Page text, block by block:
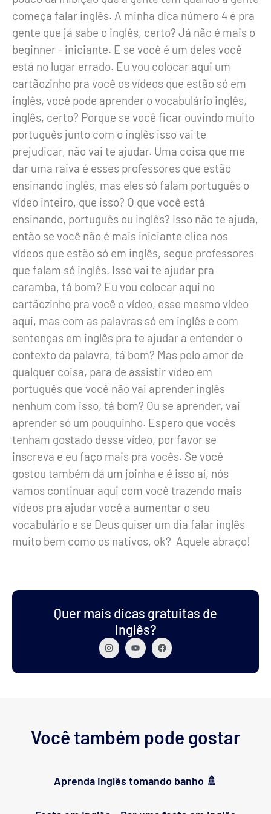
começa falar inglês. A minha dica número 4 é pra
gente que já sabe o inglês, certo? Já não é mais o
beginner - iniciante. E se você é um deles você
está no lugar errado. Eu vou colocar aqui um
cartãozinho pra você os vídeos que estão só em
inglês, você pode aprender o vocabulário inglês,
inglês, certo? Porque se você ficar ouvindo muito
português junto com o inglês isso vai te
prejudicar, não vai te ajudar. Uma coisa que me
dar uma raiva é esses professores que estão
ensinando inglês, mas eles só falam português o
vídeo inteiro, que isso? O que você está
ensinando, português ou inglês? Isso não te ajuda,
então se você não é mais iniciante clica nos
vídeos que estão só em inglês, segue professores
que falam só inglês. Isso vai te ajudar pra
caramba, tá bom? Eu vou colocar aqui no
cartãozinho pra você o vídeo, esse mesmo vídeo
aqui, mas com as palavras só em inglês e com
sentenças em inglês pra te ajudar a entender o
contexto da palavra, tá bom? Mas pelo amor de
qualquer coisa, para de assistir vídeo em
português que você não vai aprender inglês
nenhum com isso, tá bom? Ou se aprender, vai
aprender só um pouquinho. Espero que vocês
tenham gostado desse vídeo, por favor se
inscreva e eu faço mais pra vocês. Se você
gostou também dá um joinha e é isso aí, nós
vamos continuar aqui com você trazendo mais
vídeos pra ajudar você a aumentar o seu
vocabulário e se Deus quiser um dia falar inglês
muito bem como os nativos, ok? Aquele abraço!
Quer mais dicas gratuitas de
Inglês?
Você também pode gostar
Aprenda inglês tomando banho 🚿